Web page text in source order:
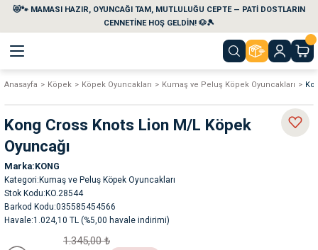
😻🐾 MAMASI HAZIR, OYUNCAĞI TAM, MUTLULUĞU CEPTE — PATİ DOSTLARIN
CENNETİNE HOŞ GELDİN! 🐶🎾
Geri Dön
Geri Dön
Temizlik Ürünleri
Geri Dön
Geri Dön
Geri Dön
Geri Dön
Anasayfa Köpek Köpek Oyuncakları Kumaş ve Peluş Köpek Oyuncakları
Kong Cross Knots Lion M/L Köpek
Oyuncağı
Marka KONG
Kategori Kumaş ve Peluş Köpek Oyuncakları
Stok Kodu KO.28544
Barkod Kodu 035585454566
Havale 1.024,10 TL (%5,00 havale indirimi)
1.345,00 ₺